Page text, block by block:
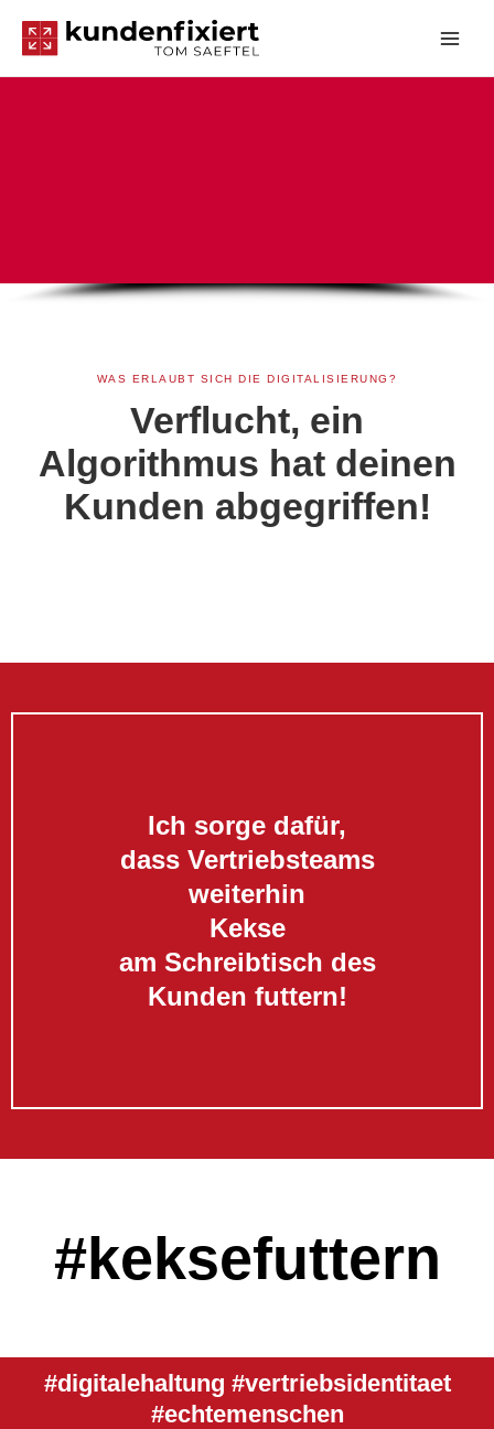
Inhalt
springen
WAS ERLAUBT SICH DIE DIGITALISIERUNG?
Verflucht, ein
Algorithmus hat deinen
Kunden abgegriffen!
Ich sorge dafür,
dass Vertriebsteams
weiterhin
Kekse
am Schreibtisch des
Kunden futtern!
#keksefuttern
#digitalehaltung #vertriebsidentitaet
#echtemenschen